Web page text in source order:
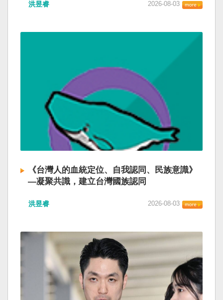
洪昱睿 2026-08-03
《台灣人的血統定位、自我認同、民族意識》
—凝聚共識，建立台灣國族認同
洪昱睿 2026-08-03